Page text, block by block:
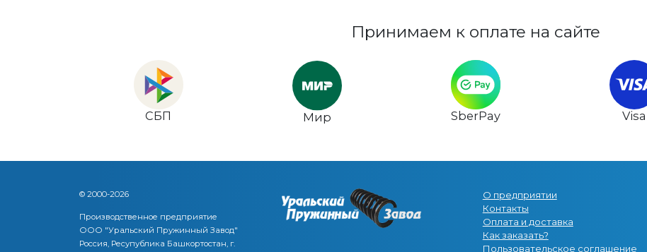
Принимаем к оплате на сайте
СБП Мир SberPay Visa
© 2000-2026
Производственное предприятие
ООО "Уральский Пружинный Завод"
Россия, Ресупублика Башкортостан, г.
О предприятии
Контакты
Оплата и доставка
Как заказать?
Пользовательское соглашение